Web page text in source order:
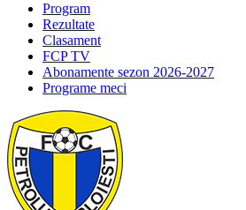
Program
Rezultate
Clasament
FCP TV
Abonamente sezon 2026-2027
Programe meci